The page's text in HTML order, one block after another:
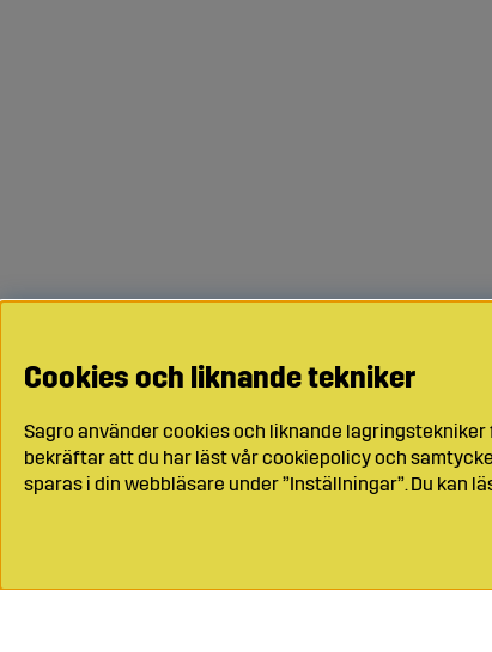
Cookies och liknande tekniker
Sagro använder cookies och liknande
bekräftar att du har läst vår cookiepolicy och
sparas i din webbläsare under ”Inställningar”. Du kan